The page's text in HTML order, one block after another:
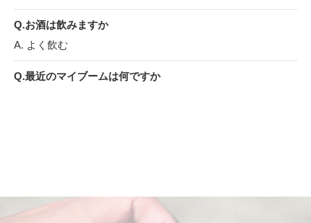
Q.お酒は飲みますか
A. よく飲む
Q.最近のマイブームは何ですか
A. 少女漫画全般